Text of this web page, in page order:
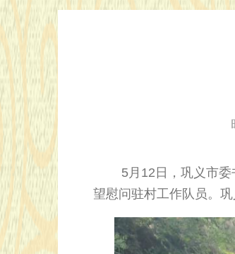
5月12日，巩义市委书
望慰问驻村工作队员。